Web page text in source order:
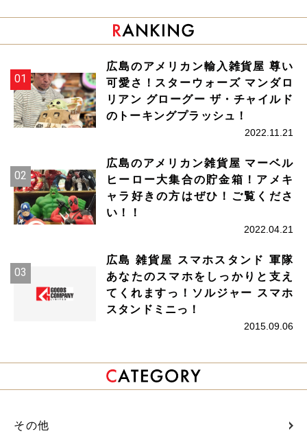
広島のアメリカン輸入雑貨屋 尊い
可愛さ！スターウォーズ マンダロ
リアン グローグー ザ・チャイルド
のトーキングプラッシュ！
2022.11.21
広島のアメリカン雑貨屋 マーベル
ヒーロー大集合の貯金箱！アメキ
ャラ好きの方はぜひ！ご覧くださ
い！！
2022.04.21
広島 雑貨屋 スマホスタンド 軍隊
あなたのスマホをしっかりと支え
てくれますっ！ソルジャー スマホ
スタンドミニっ！
2015.09.06
その他